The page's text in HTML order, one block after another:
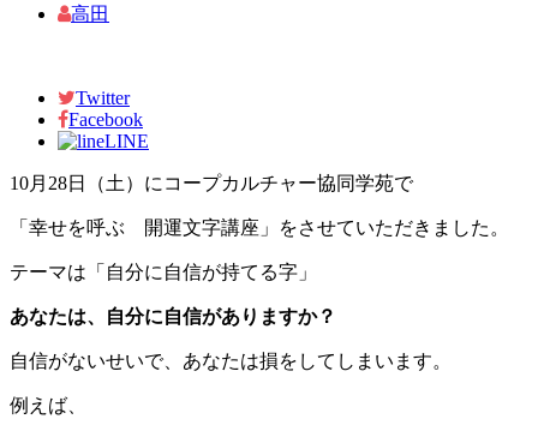
高田
Twitter
Facebook
LINE
10月28日（土）にコープカルチャー協同学苑で
「幸せを呼ぶ 開運文字講座」をさせていただきました。
テーマは「自分に自信が持てる字」
あなたは、自分に自信がありますか？
自信がないせいで、あなたは損をしてしまいます。
例えば、